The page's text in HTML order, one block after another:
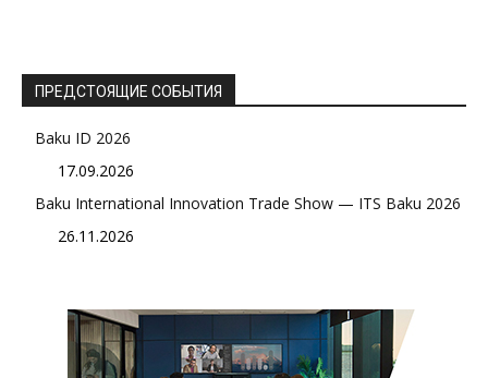
ПРЕДСТОЯЩИЕ СОБЫТИЯ
Baku ID 2026
17.09.2026
Baku International Innovation Trade Show — ITS Baku 2026
26.11.2026